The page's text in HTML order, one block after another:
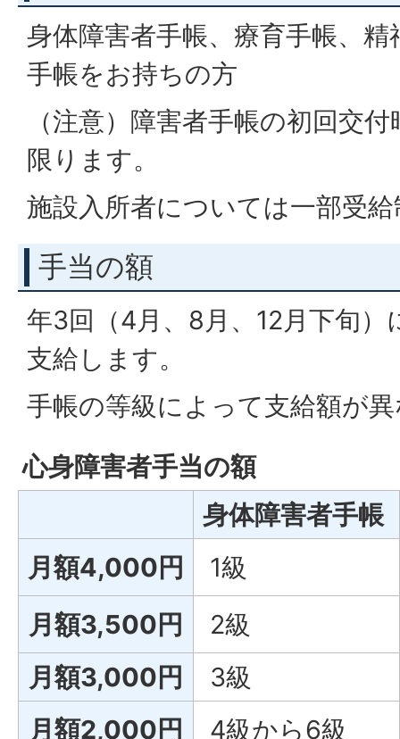
身体障害者手帳、療育手帳、精
手帳をお持ちの方
（注意）障害者手帳の初回交
限ります。
施設入所者については一部受
手当の額
年3回（4月、8月、12月下旬）
支給します。
手帳の等級によって支給額が
心身障害者手当の額
身体障害者手帳
月額4,000円
1級
月額3,500円
2級
月額3,000円
3級
月額2,000円
4級から6級